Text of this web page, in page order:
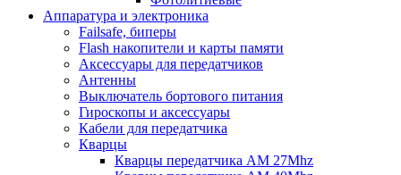
Аппаратура и электроника
Failsafe, биперы
Flash накопители и карты памяти
Аксессуары для передатчиков
Антенны
Выключатель бортового питания
Гироскопы и аксессуары
Кабели для передатчика
Кварцы
Кварцы передатчика AM 27Mhz